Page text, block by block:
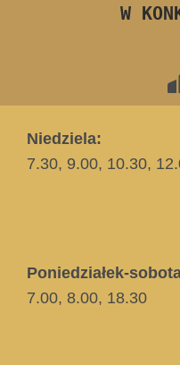
W
Niedziela:
7.30, 9.00, 10.30,
Poniedziałek-
7.00, 8.00, 18.30